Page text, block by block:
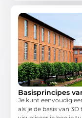
Basisprincipes
Je kunt eenvoudig
als je de basis van